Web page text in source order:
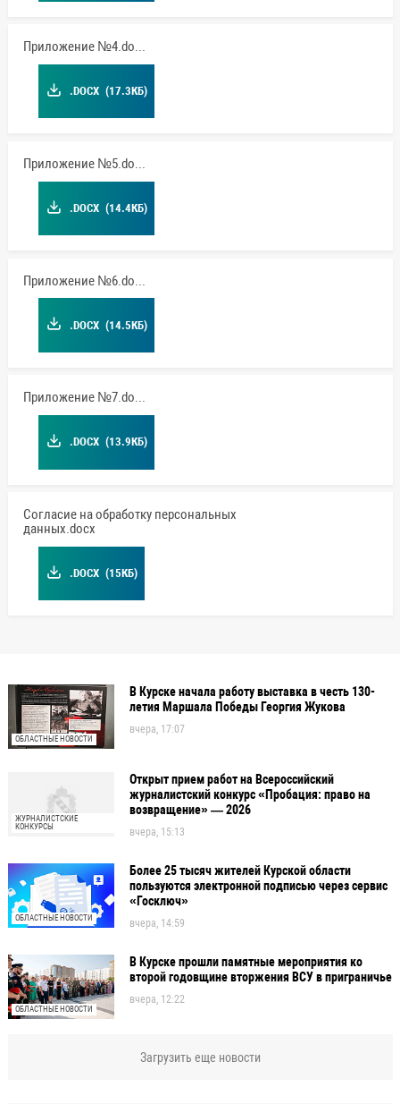
Приложение №4.docx
.DOCX (17.3КБ)
Приложение №5.docx
.DOCX (14.4КБ)
.DOCX (14.5КБ)
Приложение №7.docx
.DOCX (13.9КБ)
Согласие на обработку персональных
данных.docx
.DOCX (15КБ)
ОБЛАСТНЫЕ НОВОСТИ
В Курске начала работу выставка в честь 130-
летия Маршала Победы Георгия Жукова
вчера, 17:07
ЖУРНАЛИСТСКИЕ
КОНКУРСЫ
Открыт прием работ на Всероссийский
журналистский конкурс «Пробация: право на
возвращение» — 2026
вчера, 15:13
ОБЛАСТНЫЕ НОВОСТИ
Более 25 тысяч жителей Курской области
пользуются электронной подписью через сервис
«Госключ»
вчера, 14:59
ОБЛАСТНЫЕ НОВОСТИ
В Курске прошли памятные мероприятия ко
второй годовщине вторжения ВСУ в приграничье
вчера, 12:22
Загрузить еще новости